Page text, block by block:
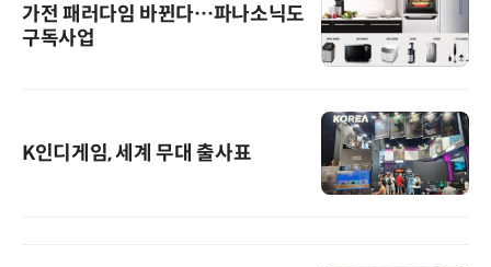
가전 패러다임 바뀐다…파나소닉도
구독사업
K인디게임, 세계 무대 출사표